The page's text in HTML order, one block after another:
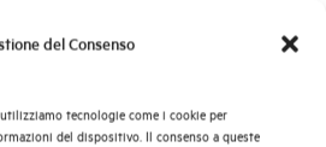
del Consenso
tecnologie come i cookie per
del dispositivo. Il consenso a queste
di più?